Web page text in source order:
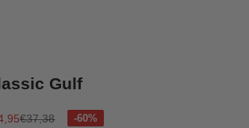
Gulf
de oferta
Precio normal
€37,38